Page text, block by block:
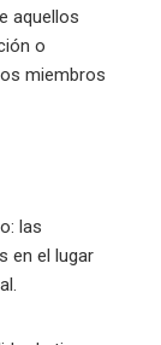
aquellos
o
miembros
las
en el lugar